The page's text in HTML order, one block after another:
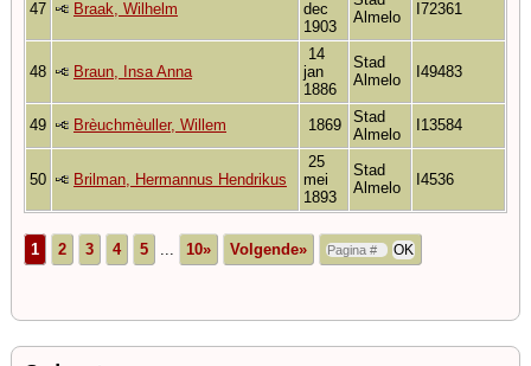
47 Braak, Wilhelm
dec
1903
Almelo
I72361
48 Braun, Insa Anna
14
jan
1886
Stad
Almelo
I49483
49 Brèuchmèuller, Willem 1869
Stad
Almelo
I13584
50 Brilman, Hermannus Hendrikus
25
mei
1893
Stad
Almelo
I4536
1 2 3 4 5 10» Volgende»